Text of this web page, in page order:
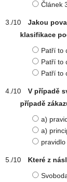
Článek
Jakou
klasifikace
Patří to
Patří to
Patří to
V případě
případě
a)
a)
Které z